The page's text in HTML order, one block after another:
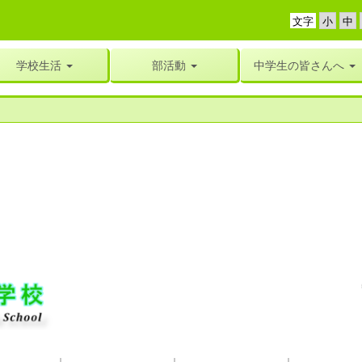
文字
学校生活 部活動 中学生の皆さんへ